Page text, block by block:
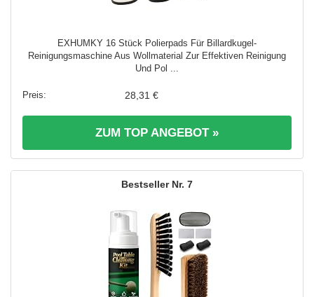
EXHUMKY 16 Stück Polierpads Für Billardkugel-
Reinigungsmaschine Aus Wollmaterial Zur Effektiven Reinigung
Und Pol ...
28,31 €
ZUM TOP ANGEBOT »
7